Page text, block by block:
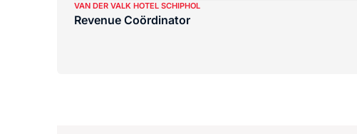
VAN DER VALK HOTEL SCHIPHOL
Revenue Coördinator